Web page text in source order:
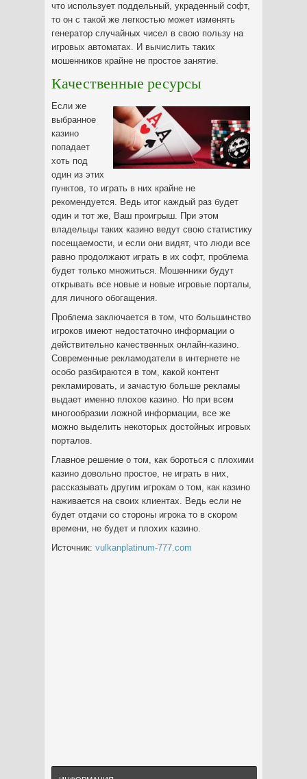
что использует поддельный, украденный софт,
то он с такой же легкостью может изменять
генератор случайных чисел в свою пользу на
игровых автоматах. И вычислить таких
мошенников крайне не простое занятие.
Качественные ресурсы
Если же
выбранное
казино
попадает
хоть под
один из этих
пунктов, то играть в них крайне не
рекомендуется. Ведь итог каждый раз будет
один и тот же, Ваш проигрыш. При этом
владельцы таких казино ведут свою статистику
посещаемости, и если они видят, что люди все
равно продолжают играть в их софт, проблема
будет только множиться. Мошенники будут
открывать все новые и новые игровые порталы,
для личного обогащения.
Проблема заключается в том, что большинство
игроков имеют недостаточно информации о
действительно качественных онлайн-казино.
Современные рекламодатели в интернете не
особо разбираются в том, какой контент
рекламировать, и зачастую больше рекламы
выдает именно плохое казино. Но при всем
многообразии ложной информации, все же
можно выделить некоторых достойных игровых
порталов.
Главное решение о том, как бороться с плохими
казино довольно простое, не играть в них,
рассказывать другим игрокам о том, как казино
наживается на своих клиентах. Ведь если не
будет отдачи со стороны игрока то в скором
времени, не будет и плохих казино.
Источник: vulkanplatinum-777.com